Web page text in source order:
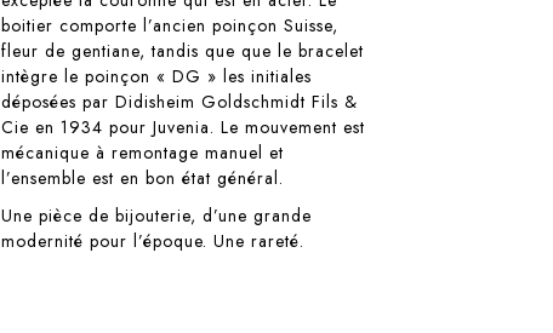
boitier comporte l’ancien poinçon Suisse,
fleur de gentiane, tandis que que le bracelet
intègre le poinçon « DG » les initiales
déposées par Didisheim Goldschmidt Fils &
Cie en 1934 pour Juvenia. Le mouvement est
mécanique à remontage manuel et
l’ensemble est en bon état général.
Une pièce de bijouterie, d’une grande
modernité pour l’époque. Une rareté.